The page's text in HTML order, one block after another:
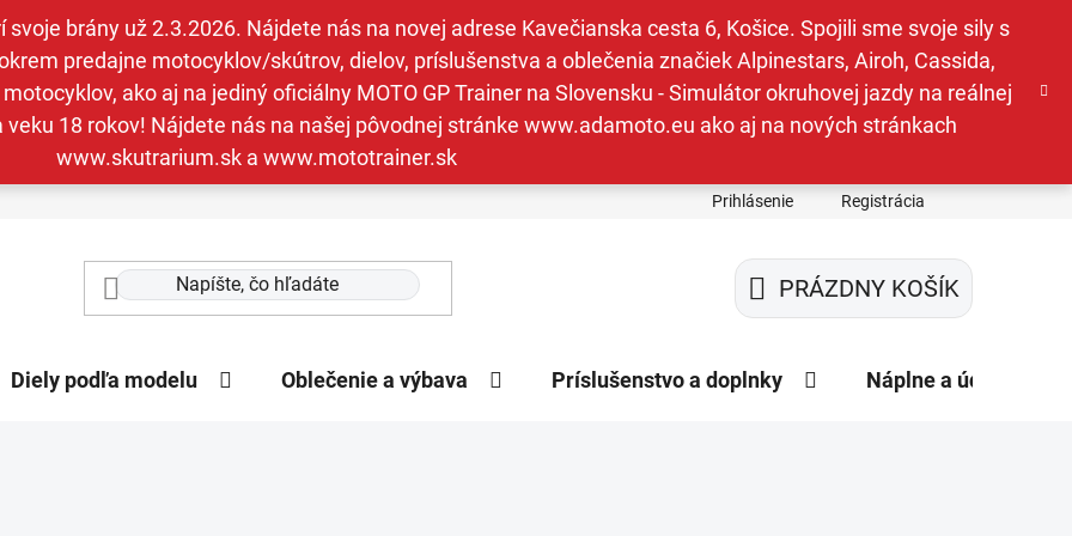
brány už 2.3.2026. Nájdete nás na novej adrese Kavečianska cesta 6, Košice. Spojili sme svoje sily s
predajne motocyklov/skútrov, dielov, príslušenstva a oblečenia značiek Alpinestars, Airoh, Cassida,
ako aj na jediný oficiálny MOTO GP Trainer na Slovensku - Simulátor okruhovej jazdy na reálnej
18 rokov! Nájdete nás na našej pôvodnej stránke www.adamoto.eu ako aj na nových stránkach
www.skutrarium.sk a www.mototrainer.sk
Prihlásenie Registrácia
NÁKUPNÝ
KOŠÍK
PRÁZDNY KOŠÍK
Diely podľa modelu Oblečenie a výbava Príslušenstvo a doplnky Náplne a údržba